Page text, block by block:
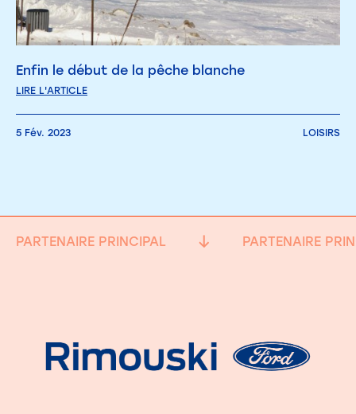
Enfin le début de la pêche blanche
LIRE L'ARTICLE
5 Fév. 2023 LOISIRS
PARTENAIRE PRINCIPAL PARTENAIRE